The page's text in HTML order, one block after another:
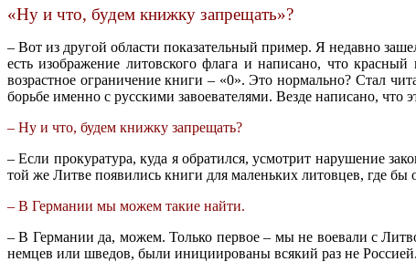
«Ну и что, будем книжку запрещать»?
– Вот из другой области показательный пример. Я недавно
есть изображение литовского флага и написано, что
возрастное ограничение книги – «0». Это нормально? Стал
борьбе именно с русскими завоевателями. Везде написано, что
– Ну и что, будем книжку запрещать?
– Если прокуратура, куда я обратился, усмотрит нарушение
той же Литве появились книги для маленьких литовцев, где
– В Германии мы можем такие найти.
– В Германии да, можем. Только первое – мы не воевали с
немцев или шведов, были инициированы всякий раз не